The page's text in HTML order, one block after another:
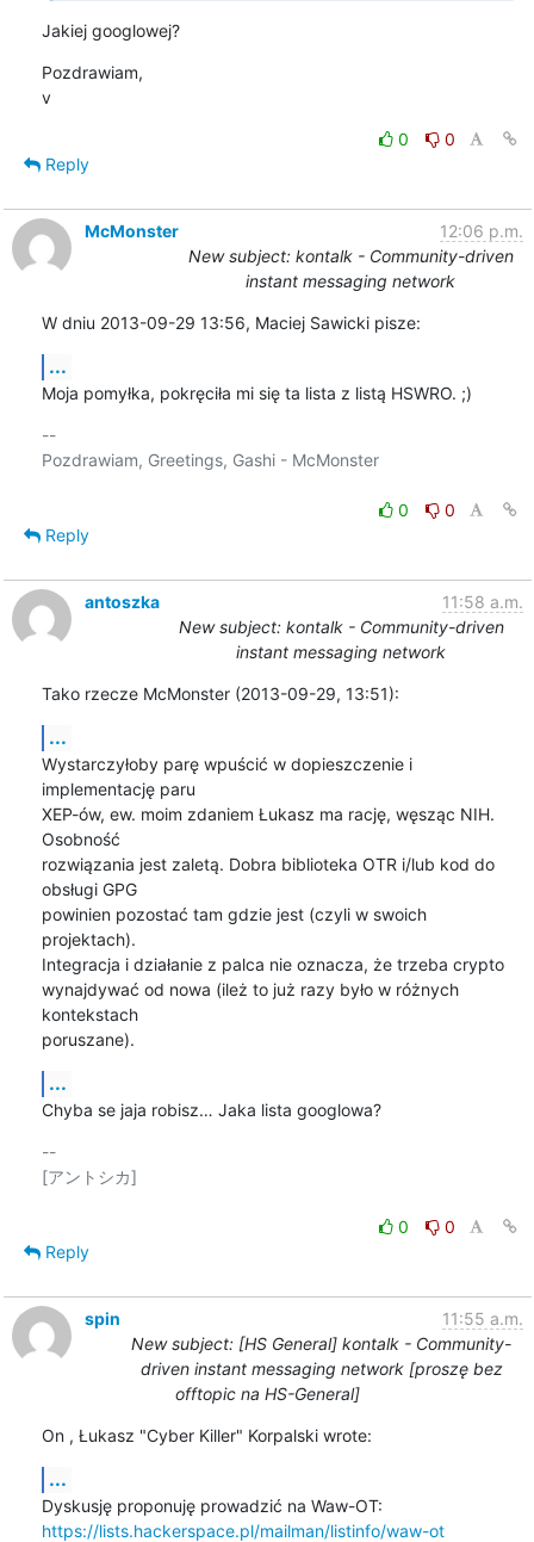
Jakiej googlowej?
Pozdrawiam,
v
0
0
Reply
McMonster
12:06 p.m.
New subject: kontalk - Community-driven
instant messaging network
W dniu 2013-09-29 13:56, Maciej Sawicki pisze:
...
Moja pomyłka, pokręciła mi się ta lista z listą HSWRO. ;)
--
Pozdrawiam, Greetings, Gashi - McMonster
0
0
Reply
antoszka
11:58 a.m.
New subject: kontalk - Community-driven
instant messaging network
Tako rzecze McMonster (2013-09-29, 13:51):
...
Wystarczyłoby parę wpuścić w dopieszczenie i
implementację paru
XEP-ów, ew. moim zdaniem Łukasz ma rację, węsząc NIH.
Osobność
rozwiązania jest zaletą. Dobra biblioteka OTR i/lub kod do
obsługi GPG
powinien pozostać tam gdzie jest (czyli w swoich
projektach).
Integracja i działanie z palca nie oznacza, że trzeba crypto
wynajdywać od nowa (ileż to już razy było w różnych
kontekstach
poruszane).
...
Chyba se jaja robisz… Jaka lista googlowa?
--
[アントシカ]
0
0
Reply
spin
11:55 a.m.
New subject: [HS General] kontalk - Community-
driven instant messaging network [proszę bez
offtopic na HS-General]
On , Łukasz "Cyber Killer" Korpalski wrote:
...
https://lists.hackerspace.pl/mailman/listinfo/waw-ot